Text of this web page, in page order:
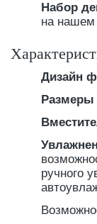
Набор
на нашем
Дизайн
ручного